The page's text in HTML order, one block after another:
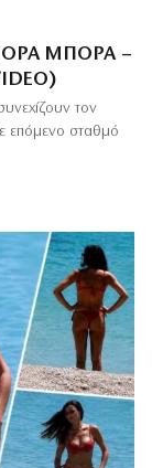
ΜΠΌΡΑ –
τον
επόμενο σταθμό